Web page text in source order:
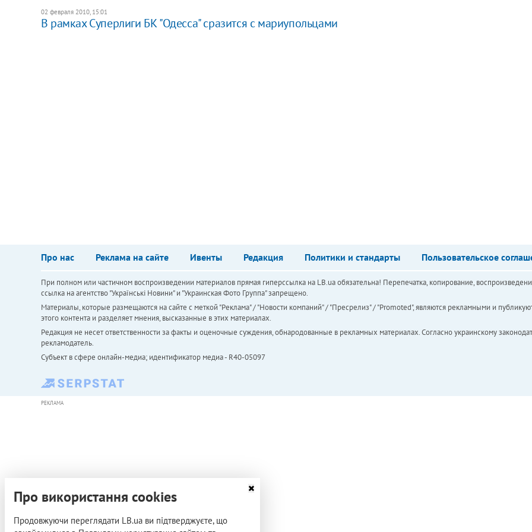
02 февраля 2010, 15:01
В рамках Суперлиги БК "Одесса" сразится с мариупольцами
Про нас Реклама на сайте Ивенты Редакция Политики и стандарты Пользовательское
При полном или частичном воспроизведении материалов прямая гиперссылка на LB.ua обязательна! Перепечатка, копирование,
ссылка на агентство "Українськi Новини" и "Украинская Фото Группа" запрещено.
Материалы, которые размещаются на сайте с меткой "Реклама" / "Новости компаний" / "Пресрелиз" / "Promoted", являются рекламными и
этого контента и разделяет мнения, высказанные в этих материалах.
Редакция не несет ответственности за факты и оценочные суждения, обнародованные в рекламных материалах. Согласно украинскому
рекламодатель.
Субъект в сфере онлайн-медиа; идентификатор медиа - R40-05097
РЕКЛАМА
Про використання cookies
Продовжуючи переглядати LB.ua ви підтверджуєте, що